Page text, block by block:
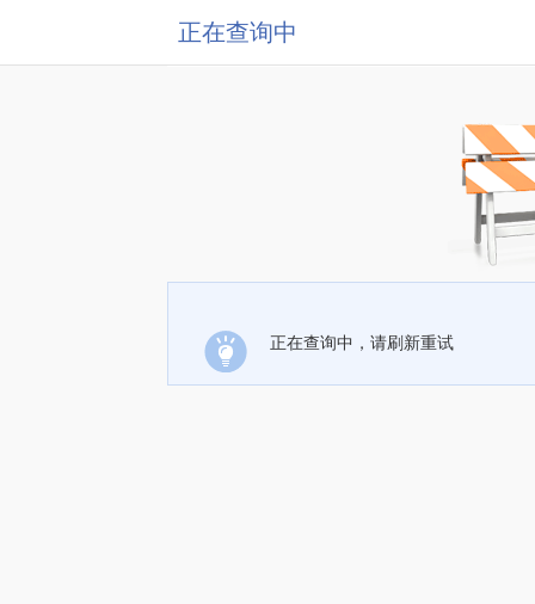
正在查询中
正在查询中，请刷新重试